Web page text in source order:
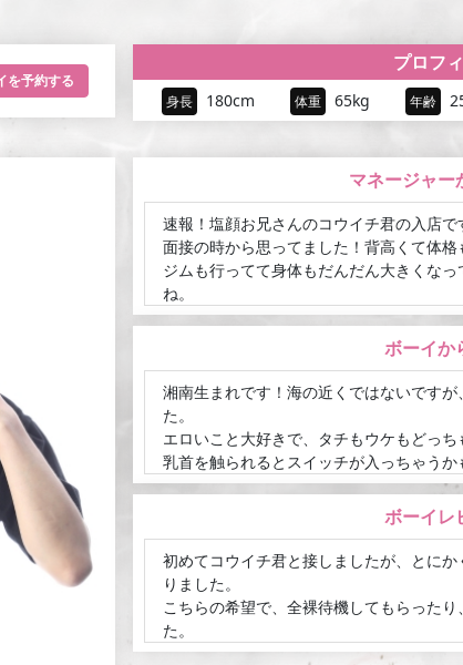
を予約する
プロフ
身長 180cm 体重 65kg 年齢
マネージャー
速報！塩顔お兄さんのコウイチ君の入店で
面接の時から思ってました！背高くて体格
ジムも行ってて身体もだんだん大きくな
ね。
誰かに話聞いてほしいときとか甘えちゃ
プレイに関してはタチでもウケでも何でも
って言ってたので、プレイにも期待しちゃ
しかも、ここだけの話ですがちん〇ん大
で掘られちゃったらもう、、（///）
ウケも出来ちゃうのでいっぱい楽しんじ
ペシャルオールラウンダー！安心感がたま
たくさんのご予約お問い合わせお待ちして
※猫アレルギーのため、ご自宅への出張ご
でご相談ください。
ボーイか
湘南生まれです！海の近くではないです
た。
エロいこと大好きで、タチもウケもどっち
乳首を触られるとスイッチが入っちゃう
なっている方はぜひ試してみてください！
まったり甘く過ごすのも、理性が飛ぶく
たくさんイチャイチャして、お互いが気
ょう！
普段は温泉や旅行が好きなので、デート
も過ごせたら嬉しいです！
癒やしも興奮も、どちらもたっぷりお届け
僕と特別な時間を過ごしましょう。
ボーイレ
初めてコウイチ君と接しましたが、 とに
りました。
こちらの希望で、全裸待機してもらったり、
た。
次の予約は、大阪シャッフルの時にしたの